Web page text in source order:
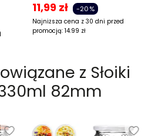
11,99 zł -20%
Najniższa cena z 30 dni przed
promocją: 14.99 zł
z Słoiki
82mm